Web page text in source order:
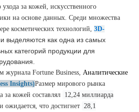
за кожей, искусственного
на основе данных. Среди множества
косметических технологий, 3D-
выделяются как одна из самых
категорий продукции для
журнала Fortune Business, Аналитические
Insights)Размер мирового рынка
за кожей составлял 12,24 миллиарда
и ожидается, что достигнет 28,1